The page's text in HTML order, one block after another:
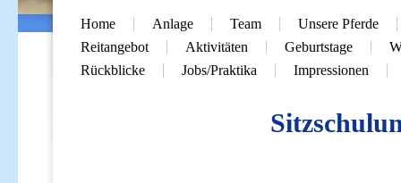
Home Anlage Team
Unsere Pferde
Reitangebot
Aktivitäten Geburtstage
Rückblicke
Jobs/Praktika Impressionen